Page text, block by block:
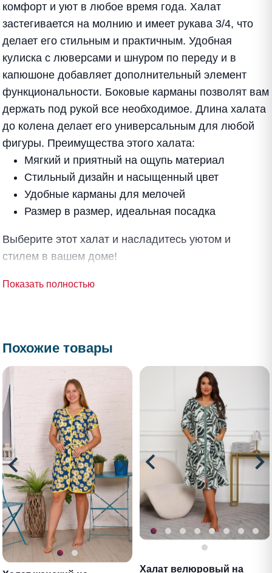
комфорт и уют в любое время года. Халат
застегивается на молнию и имеет рукава 3/4, что
делает его стильным и практичным. Удобная
кулиска с люверсами и шнуром по переду и в
капюшоне добавляет дополнительный элемент
функциональности. Боковые карманы позволят вам
держать под рукой все необходимое. Длина халата
до колена делает его универсальным для любой
фигуры. Преимущества этого халата:
Мягкий и приятный на ощупь материал
Стильный дизайн и насыщенный цвет
Удобные карманы для мелочей
Размер в размер, идеальная посадка
Выберите этот халат и насладитесь уютом и
стилем в вашем доме!
Показать полностью
Похожие товары
Халат велюровый на